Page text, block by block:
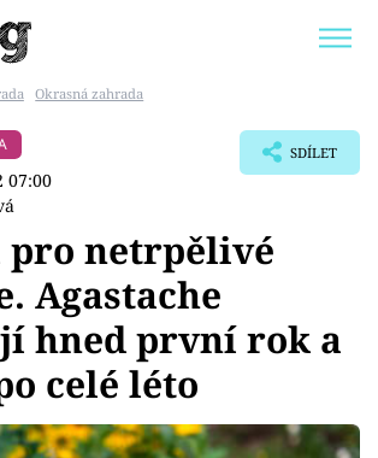
Okrasná zahrada
07:00
SDÍLET
netrpělivé
Agastache
hned první rok a
celé léto